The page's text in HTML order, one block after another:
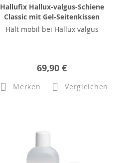
Hallufix Hallux-valgus-Schiene
Classic mit Gel-Seitenkissen
Hält mobil bei Hallux valgus
69,90 €
Merken Vergleichen